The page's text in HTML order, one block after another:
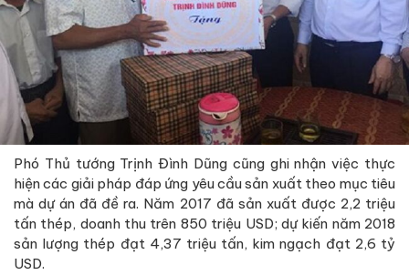
Phó Thủ tướng Trịnh Đình Dũng cũng ghi nhận việc thực
hiện các giải pháp đáp ứng yêu cầu sản xuất theo mục tiêu
mà dự án đã đề ra. Năm 2017 đã sản xuất được 2,2 triệu
tấn thép, doanh thu trên 850 triệu USD; dự kiến năm 2018
sản lượng thép đạt 4,37 triệu tấn, kim ngạch đạt 2,6 tỷ
USD.